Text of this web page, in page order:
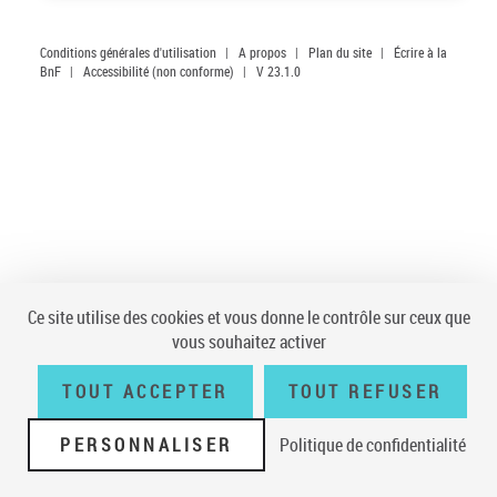
Conditions générales d'utilisation | A propos | Plan du site |
Écrire à la
BnF | Accessibilité (non conforme) | V 23.1.0
Ce site utilise des cookies et vous donne le contrôle sur ceux que
vous souhaitez activer
TOUT ACCEPTER TOUT REFUSER
PERSONNALISER Politique de confidentialité